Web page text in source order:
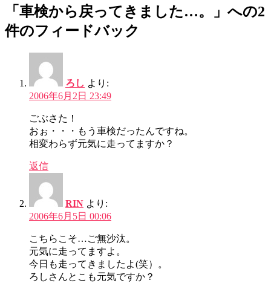
「車検から戻ってきました…。」への2
件のフィードバック
ろし より:
2006年6月2日 23:49
ごぶさた！
おぉ・・・もう車検だったんですね。
相変わらず元気に走ってますか？
返信
RIN より:
2006年6月5日 00:06
こちらこそ…ご無沙汰。
元気に走ってますよ。
今日も走ってきましたよ(笑）。
ろしさんとこも元気ですか？